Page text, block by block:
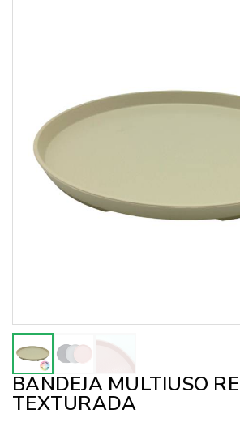
BANDEJA MULTIUSO
TEXTURADA